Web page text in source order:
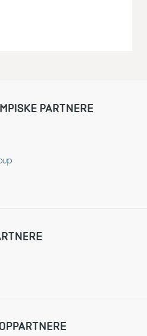
PARTNERE